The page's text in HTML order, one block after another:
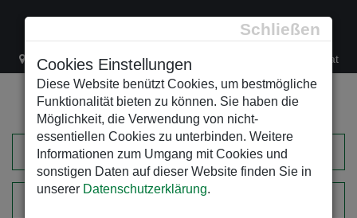
Schließen
Cookies Einstellungen
Diese Website benützt Cookies, um bestmögliche
Funktionalität bieten zu können. Sie haben die
Möglichkeit, die Verwendung von nicht-
essentiellen Cookies zu unterbinden. Weitere
Informationen zum Umgang mit Cookies und
sonstigen Daten auf dieser Website finden Sie in
unserer Datenschutzerklärung.
Lacknergasse 78 +43/1/470 37 00 office@leso.at
EINKAUFSWAGEN